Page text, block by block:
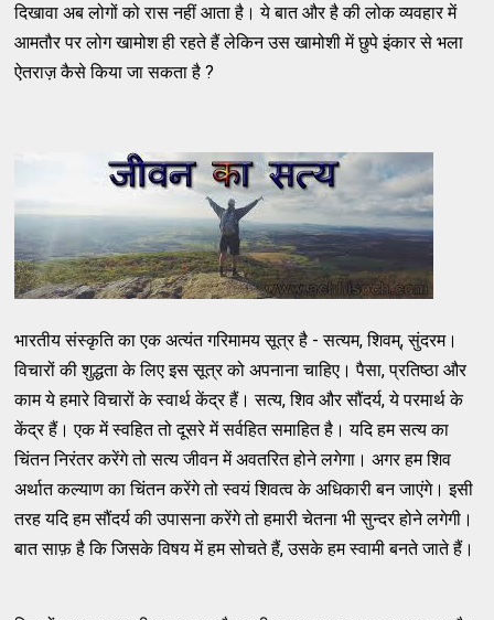
दिखावा अब लोगों को रास नहीं आता है। ये बात और है की लोक व्यवहार में
आमतौर पर लोग खामोश ही रहते हैं लेकिन उस खामोशी में छुपे इंकार से भला
ऐतराज़ कैसे किया जा सकता है ?
भारतीय संस्कृति का एक अत्यंत गरिमामय सूत्र है - सत्यम, शिवम्, सुंदरम।
विचारों की शुद्धता के लिए इस सूत्र को अपनाना चाहिए। पैसा, प्रतिष्ठा और
काम ये हमारे विचारों के स्वार्थ केंद्र हैं। सत्य, शिव और सौंदर्य, ये परमार्थ के
केंद्र हैं। एक में स्वहित तो दूसरे में सर्वहित समाहित है। यदि हम सत्य का
चिंतन निरंतर करेंगे तो सत्य जीवन में अवतरित होने लगेगा। अगर हम शिव
अर्थात कल्याण का चिंतन करेंगे तो स्वयं शिवत्व के अधिकारी बन जाएंगे। इसी
तरह यदि हम सौंदर्य की उपासना करेंगे तो हमारी चेतना भी सुन्दर होने लगेगी।
बात साफ़ है कि जिसके विषय में हम सोचते हैं, उसके हम स्वामी बनते जाते हैं।